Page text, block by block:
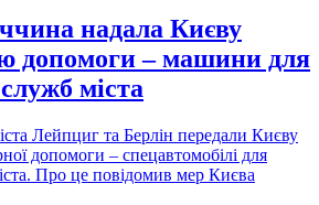
надала Києву
допомоги – машини для
міста
Лейпциг та Берлін передали Києву
допомоги – спецавтомобілі для
Про це повідомив мер Києва